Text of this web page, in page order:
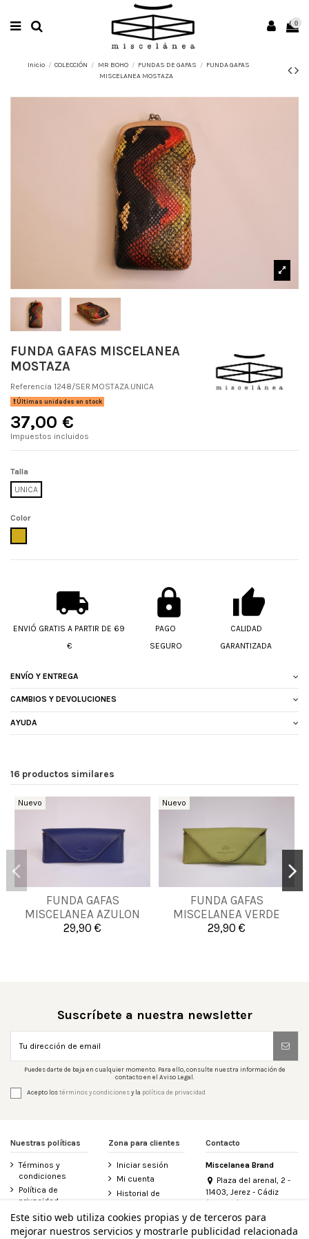
0
Inicio COLECCIÓN MR BOHO FUNDAS DE GAFAS
FUNDA GAFAS
MISCELANEA MOSTAZA
FUNDA GAFAS MISCELANEA
MOSTAZA
Referencia 1248/SER.MOSTAZA.UNICA
Últimas unidades en stock
37,00 €
Impuestos incluidos
Talla
UNICA
Color
ENVIÓ GRATIS A PARTIR DE 69
€
PAGO
SEGURO
CALIDAD
GARANTIZADA
ENVÍO Y ENTREGA
CAMBIOS Y DEVOLUCIONES
AYUDA
16 productos similares
Nuevo
FUNDA GAFAS
MISCELANEA AZULON
29,90 €
UNICA
Añadir al carrito
Nuevo
FUNDA GAFAS
MISCELANEA VERDE
CLARO
29,90 €
UNICA
Añadir al carrito
Suscríbete a nuestra newsletter
Puedes darte de baja en cualquier momento. Para ello, consulte nuestra información de
contacto en el Aviso Legal.
Acepto lostérminos y condicionesy la política de privacidad
Nuestras políticas
Términos y
condiciones
Política de
privacidad
Aviso legal
Política de
Zona para clientes
Iniciar sesión
Mi cuenta
Historial de
Contacte con
nosotros
Contacto
Miscelanea Brand
Plaza del arenal, 2 -
11403, Jerez - Cádiz
(España)
956 155 340
Este sitio web utiliza cookies propias y de terceros para
mejorar nuestros servicios y mostrarle publicidad relacionada